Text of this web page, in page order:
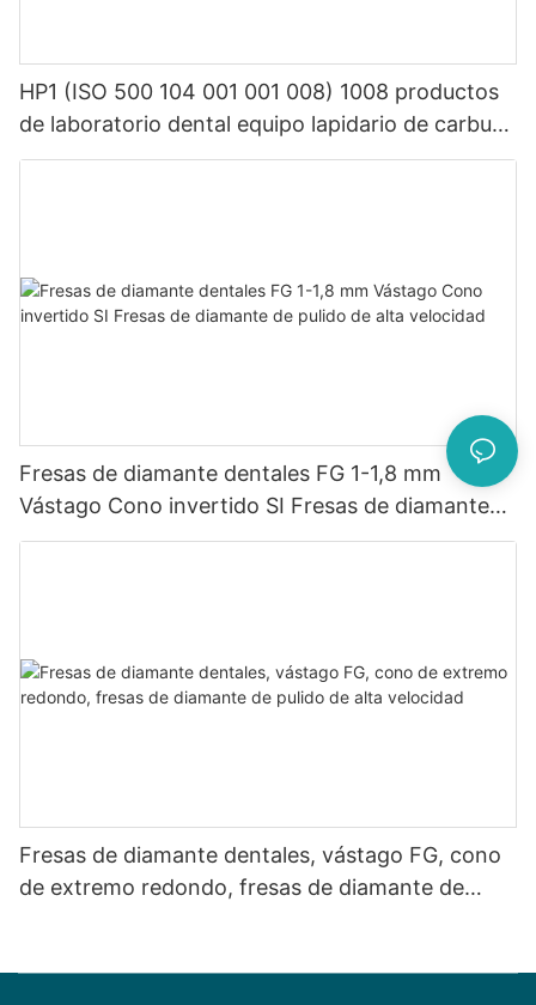
HP1 (ISO 500 104 001 001 008) 1008 productos
de laboratorio dental equipo lapidario de carburo
de tungsteno dental
Fresas de diamante dentales FG 1-1,8 mm
Vástago Cono invertido SI Fresas de diamante
de pulido de alta velocidad
Fresas de diamante dentales, vástago FG, cono
de extremo redondo, fresas de diamante de